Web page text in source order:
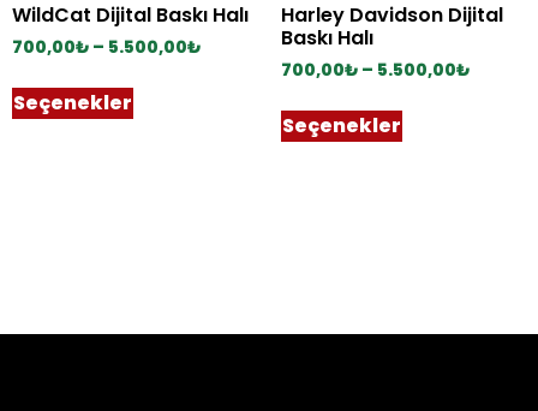
WildCat Dijital Baskı Halı
700,00₺ – 5.500,00₺
Seçenekler
Harley Davidson Dijital
Baskı Halı
700,00₺ – 5.500,00₺
Seçenekler